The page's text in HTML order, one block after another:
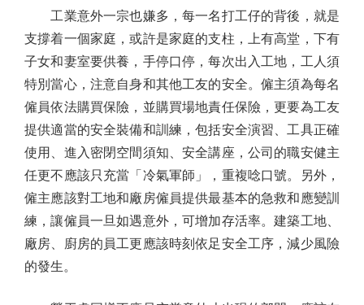
工業意外一宗也嫌多，每一名打工仔的背後，就是
支撐着一個家庭，或許是家庭的支柱，上有高堂，下有
子女和妻室要供養，手停口停，每次出入工地，工人須
特別當心，注意自身和其他工友的安全。僱主須為每名
僱員依法購買保險，並購買場地責任保險，更要為工友
提供適當的安全裝備和訓練，包括安全演習、工具正確
使用、進入密閉空間須知、安全講座，公司的職安健主
任更不應該只充當「冷氣軍師」，重複唸口號。另外，
僱主應該對工地和廠房僱員提供最基本的急救和應變訓
練，讓僱員一旦如遇意外，可增加存活率。建築工地、
廠房、廚房的員工更應該時刻依足安全工序，減少風險
的發生。